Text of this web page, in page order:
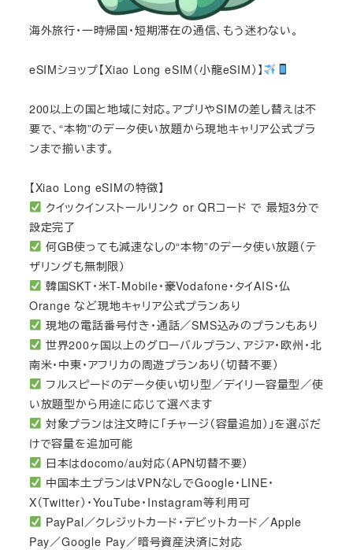
海外旅行・一時帰国・短期滞在の通信、もう迷わない。
eSIMショップ【Xiao Long eSIM（小龍eSIM）】
200以上の国と地域に対応。アプリやSIMの差し替えは不
要で、“本物”のデータ使い放題から現地キャリア公式プラ
ンまで揃います。
【Xiao Long eSIMの特徴】
クイックインストールリンク or QRコード で 最短3分で
設定完了
何GB使っても減速なしの“本物”のデータ使い放題（テ
ザリングも無制限）
韓国SKT・米T-Mobile・豪Vodafone・タイAIS・仏
Orange など現地キャリア公式プランあり
現地の電話番号付き・通話／SMS込みのプランもあり
世界200ヶ国以上のグローバルプラン、アジア・欧州・北
南米・中東・アフリカの周遊プランあり（切替不要）
フルスピードのデータ使い切り型／デイリー容量型／使
い放題型から用途に応じて選べます
対象プランは注文時に「チャージ（容量追加）」を選ぶだ
けで容量を追加可能
日本はdocomo/au対応（APN切替不要）
中国本土プランはVPNなしでGoogle・LINE・
X（Twitter）・YouTube・Instagram等利用可
PayPal／クレジットカード・デビットカード／Apple
Pay／Google Pay／暗号資産決済に対応